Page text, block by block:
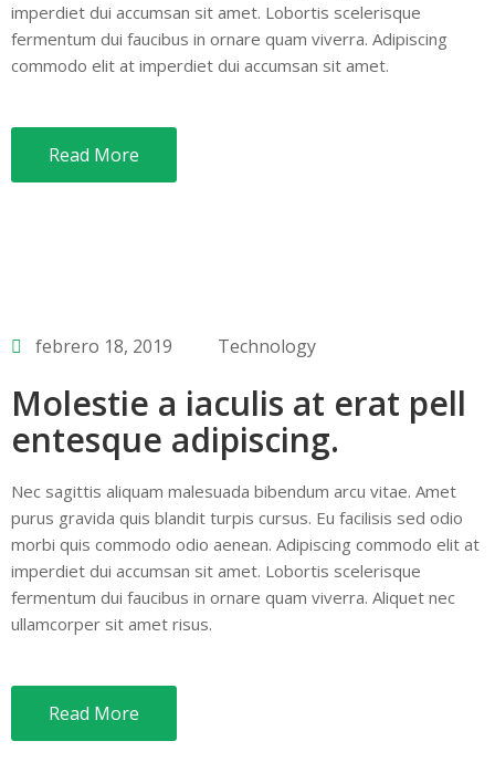
imperdiet dui accumsan sit amet. Lobortis scelerisque
fermentum dui faucibus in ornare quam viverra. Adipiscing
commodo elit at imperdiet dui accumsan sit amet.
Read More
febrero 18, 2019 Technology
Molestie a iaculis at erat pell
entesque adipiscing.
Nec sagittis aliquam malesuada bibendum arcu vitae. Amet
purus gravida quis blandit turpis cursus. Eu facilisis sed odio
morbi quis commodo odio aenean. Adipiscing commodo elit at
imperdiet dui accumsan sit amet. Lobortis scelerisque
fermentum dui faucibus in ornare quam viverra. Aliquet nec
ullamcorper sit amet risus.
Read More